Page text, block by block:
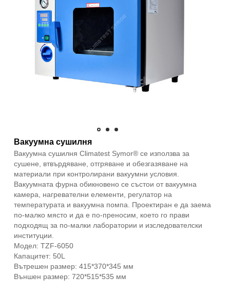
Вакуумна сушилня
Вакуумна сушилня Climatest Symor® се използва за
сушене, втвърдяване, отгряване и обезгазяване на
материали при контролирани вакуумни условия.
Вакуумната фурна обикновено се състои от вакуумна
камера, нагревателни елементи, регулатор на
температурата и вакуумна помпа. Проектиран е да заема
по-малко място и да е по-преносим, ​​което го прави
подходящ за по-малки лаборатории и изследователски
институции.
Модел: TZF-6050
Капацитет: 50L
Вътрешен размер: 415*370*345 мм
Външен размер: 720*515*535 мм